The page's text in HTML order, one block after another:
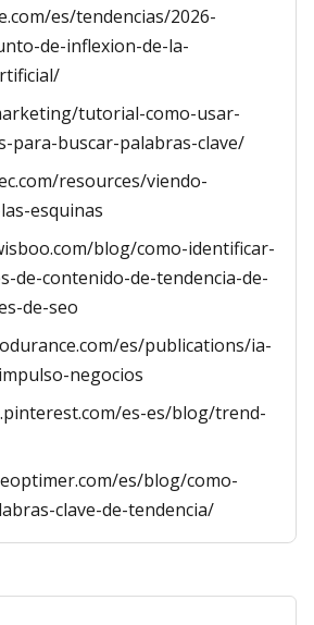
es/tendencias/2026-
de-inflexion-de-la-
tutorial-como-usar-
para-buscar-palabras-clave/
resources/viendo-
esquinas
blog/como-identificar-
de-contenido-de-tendencia-de-
de-seo
es/publications/ia-
negocios
es-es/blog/trend-
es/blog/como-
clave-de-tendencia/